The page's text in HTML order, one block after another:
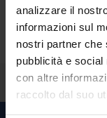
analizzare il
informazioni sul
nostri partner che
pubblicità e
con altre
raccolto dal suo
Richiedi